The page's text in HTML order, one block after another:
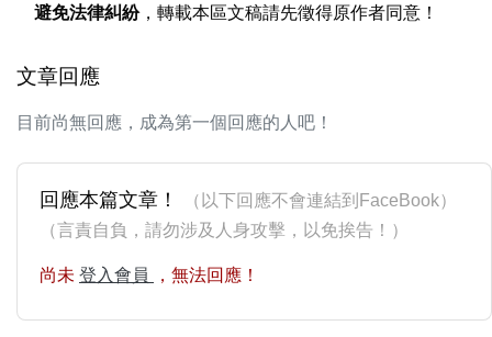
避免法律糾紛，轉載本區文稿請先徵得原作者同意！
文章回應
目前尚無回應，成為第一個回應的人吧！
回應本篇文章！
（以下回應不會連結到FaceBook）
（言責自負，請勿涉及人身攻擊，以免挨告！）
尚未 登入會員 ，無法回應！